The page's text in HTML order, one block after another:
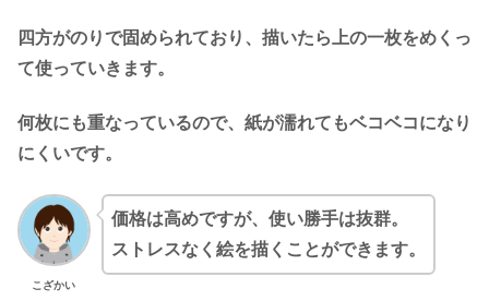
四方がのりで固められており、描いたら上の一枚をめくっ
て使っていきます。
何枚にも重なっているので、紙が濡れてもベコベコになり
にくいです。
こざかい
価格は高めですが、使い勝手は抜群。
ストレスなく絵を描くことができます。